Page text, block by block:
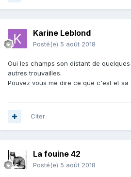
Karine Leblond
Posté(e) 5 août 2018
Oui les champs son distant de
autres trouvailles.
Pouvez vous me dire ce que c'est et sa
Citer
La fouine 42
Posté(e) 5 août 2018